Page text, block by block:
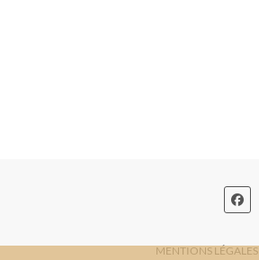
MENTIONS LÉGALES